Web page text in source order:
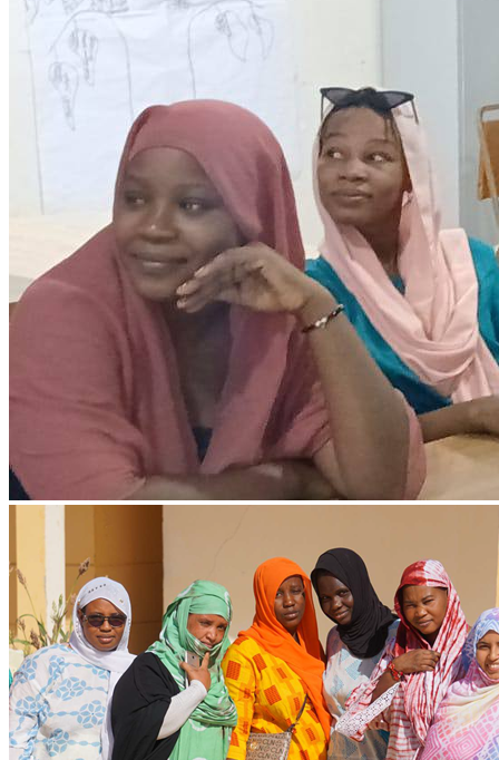
Citoyenneté
28 November 2025
Projet Parcours Citoyen: Rencontrer avec les
élus locaux